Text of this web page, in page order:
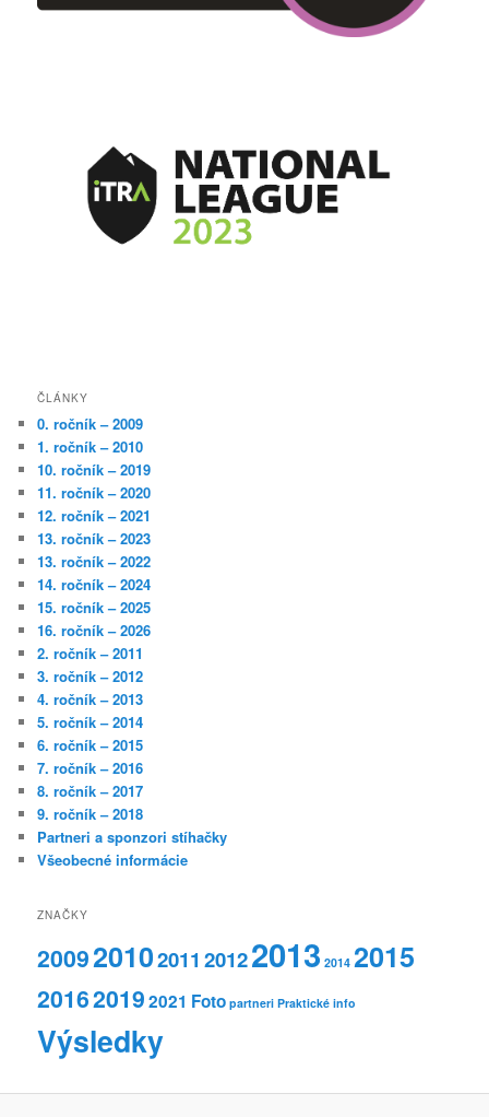
ČLÁNKY
0. ročník – 2009
1. ročník – 2010
10. ročník – 2019
11. ročník – 2020
12. ročník – 2021
13. ročník – 2023
13. ročník – 2022
14. ročník – 2024
15. ročník – 2025
16. ročník – 2026
2. ročník – 2011
3. ročník – 2012
4. ročník – 2013
5. ročník – 2014
6. ročník – 2015
7. ročník – 2016
8. ročník – 2017
9. ročník – 2018
Partneri a sponzori stíhačky
Všeobecné informácie
ZNAČKY
200920102011 20122013 2014 2015
201620192021 Foto partneri Praktické info
Výsledky